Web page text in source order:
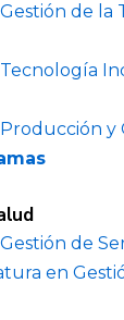
de la
y
de
en